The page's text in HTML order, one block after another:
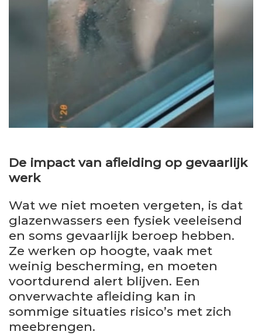
De impact van afleiding op gevaarlijk
werk
Wat we niet moeten vergeten, is dat
glazenwassers een fysiek veeleisend
en soms gevaarlijk beroep hebben.
Ze werken op hoogte, vaak met
weinig bescherming, en moeten
voortdurend alert blijven. Een
onverwachte afleiding kan in
sommige situaties risico’s met zich
meebrengen.